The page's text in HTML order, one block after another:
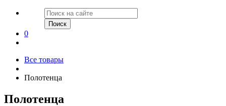
Поиск
0
Все товары
Полотенца
Полотенца